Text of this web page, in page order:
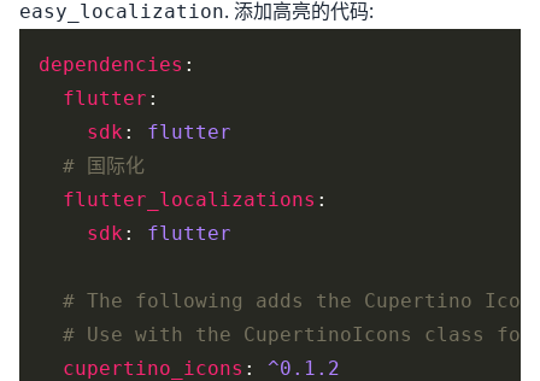
easy_localization. 添加高亮的代码:
dependencies
flutter
sdk : flutter
# 国际化
flutter_localizations
sdk : flutter
# The following adds the Cupertino
# Use with the CupertinoIcons class
cupertino_icons : ^0.1.2